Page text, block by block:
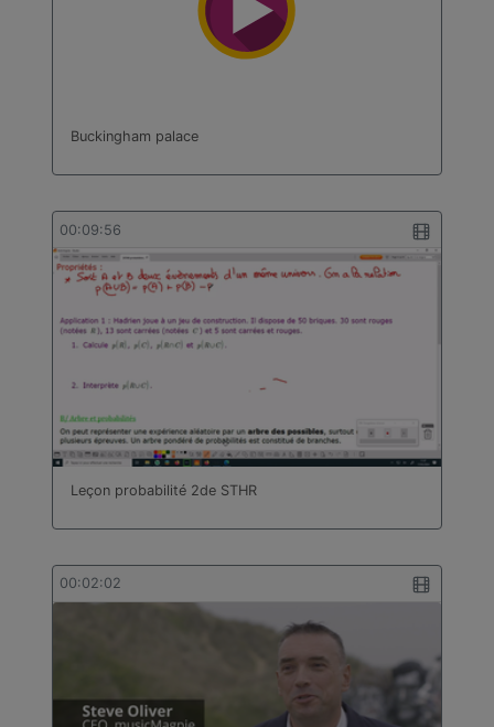
Buckingham palace
00:09:56
Leçon probabilité 2de STHR
00:02:02